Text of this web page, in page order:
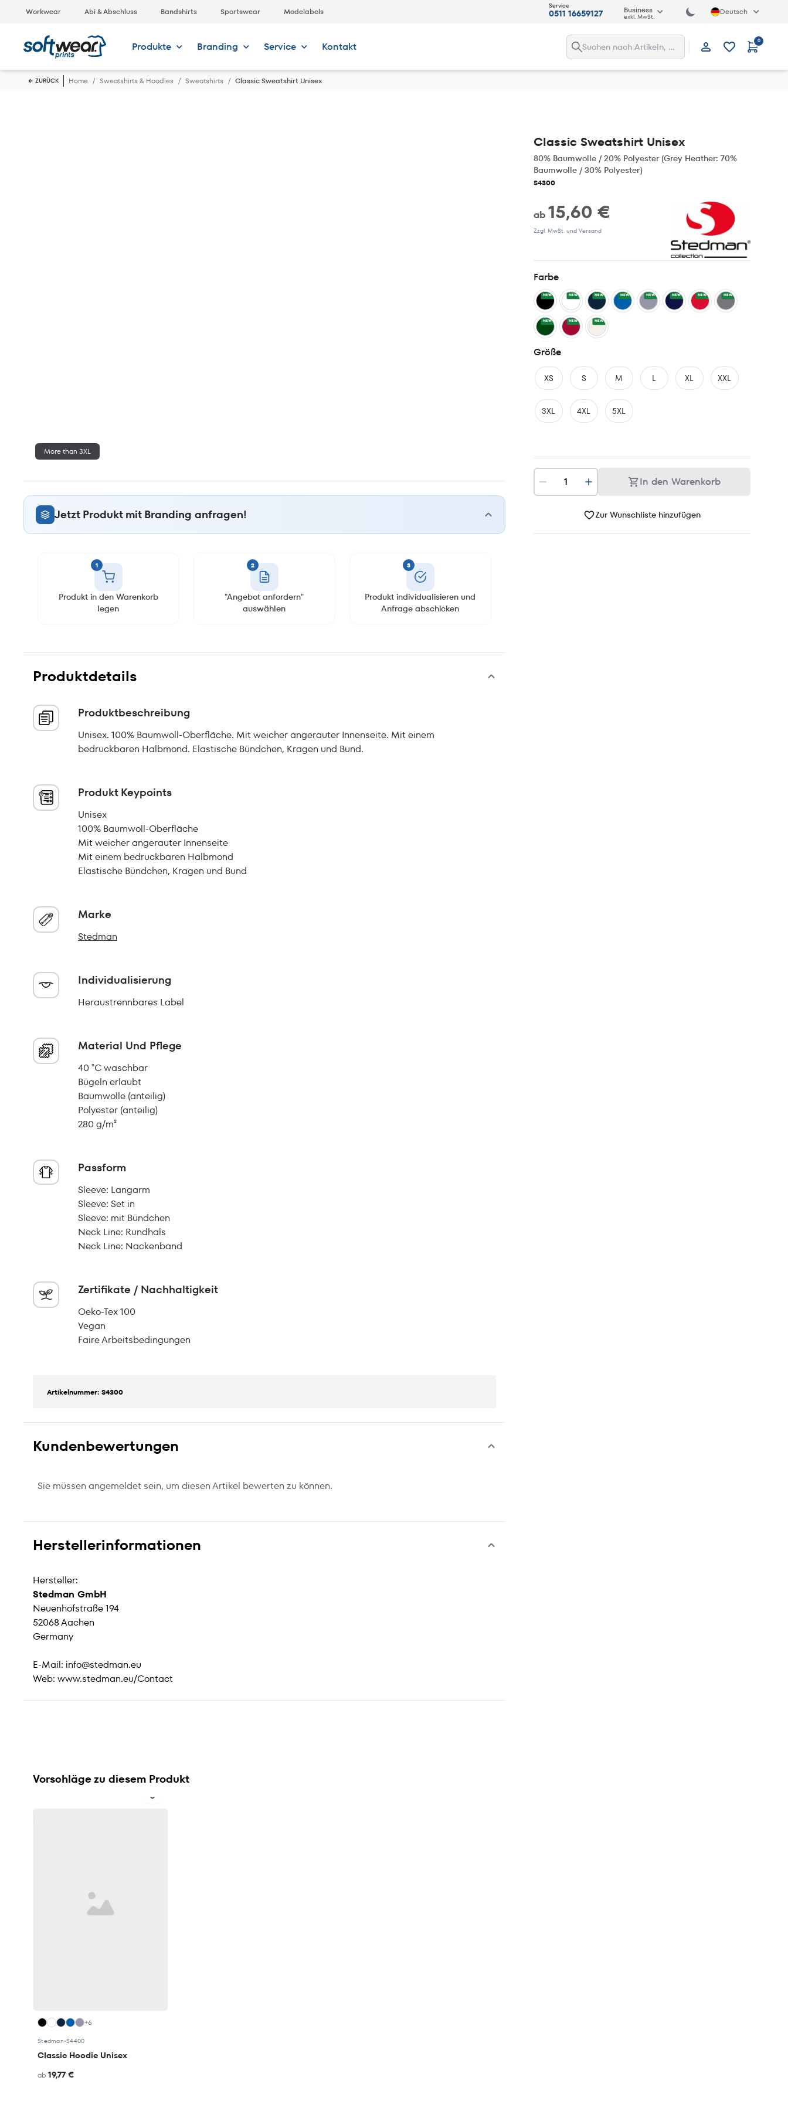
Workwear Abi & Abschluss Bandshirts Sportswear Modelabels
Service
0511 16659127 Business
exkl. MwSt. Deutsch
Produkte Branding Service Kontakt Anmelden
0
ZURÜCK Home Sweatshirts & Hoodies Sweatshirts Classic Sweatshirt Unisex
More than 3XL
Classic Sweatshirt Unisex
80% Baumwolle / 20% Polyester (Grey Heather: 70%
Baumwolle / 30% Polyester)
S4300
ab 15,60 €
Zzgl. MwSt. und Versand
Farbe
NEW NEW NEW NEW NEW NEW NEW NEW
NEW NEW NEW
Größe
XS S M L XL XXL
3XL 4XL 5XL
In den Warenkorb
Zur Wunschliste hinzufügen
Jetzt Produkt mit Branding anfragen!
1
Produkt in den Warenkorb
legen
2
"Angebot anfordern"
auswählen
3
Produkt individualisieren und
Anfrage abschicken
Produktdetails
Produktbeschreibung
Unisex. 100% Baumwoll-Oberfläche. Mit weicher angerauter Innenseite. Mit einem
bedruckbaren Halbmond. Elastische Bündchen, Kragen und Bund.
Produkt Keypoints
Unisex
100% Baumwoll-Oberfläche
Mit weicher angerauter Innenseite
Mit einem bedruckbaren Halbmond
Elastische Bündchen, Kragen und Bund
Marke
Stedman
Individualisierung
Heraustrennbares Label
Material Und Pflege
40 °C waschbar
Bügeln erlaubt
Baumwolle (anteilig)
Polyester (anteilig)
280 g/m²
Passform
Sleeve: Langarm
Sleeve: Set in
Sleeve: mit Bündchen
Neck Line: Rundhals
Neck Line: Nackenband
Zertifikate / Nachhaltigkeit
Oeko-Tex 100
Vegan
Faire Arbeitsbedingungen
Artikelnummer: S4300
Kundenbewertungen
Sie müssen angemeldet sein, um diesen Artikel bewerten zu können.
Herstellerinformationen
Hersteller:
Stedman GmbH
Neuenhofstraße 194
52068 Aachen
Germany
E-Mail: info@stedman.eu
Web: www.stedman.eu/Contact
Vorschläge zu diesem Produkt
+6
Stedman•S4400
Classic Hoodie Unisex
ab 19,77 €